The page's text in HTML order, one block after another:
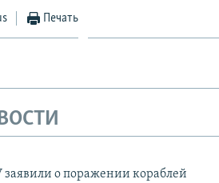
Печать
заявили о поражении кораблей